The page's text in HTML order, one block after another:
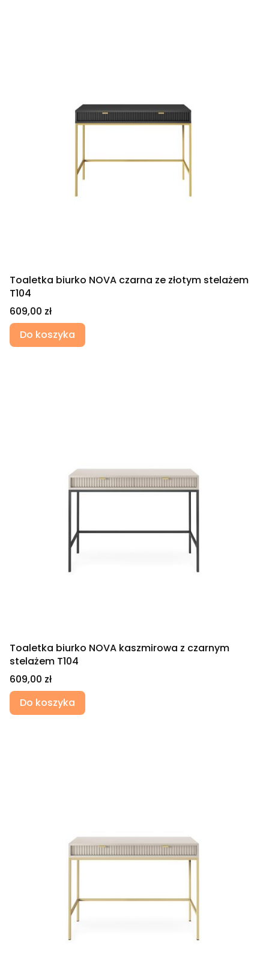
Toaletka biurko NOVA czarna ze złotym stelażem
T104
Cena
609,00 zł
Do koszyka
Toaletka biurko NOVA kaszmirowa z czarnym
stelażem T104
Cena
609,00 zł
Do koszyka